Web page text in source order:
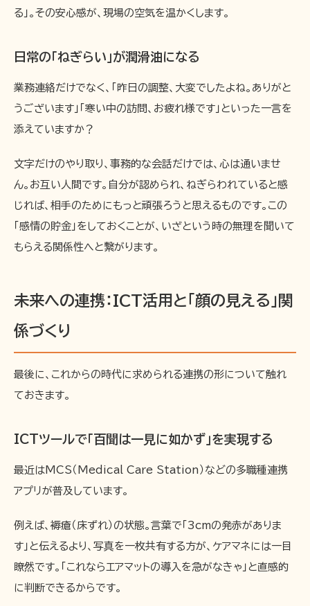
る」。その安心感が、現場の空気を温かくします。
日常の「ねぎらい」が潤滑油になる
業務連絡だけでなく、「昨日の調整、大変でしたよね。ありがと
うございます」「寒い中の訪問、お疲れ様です」といった一言を
添えていますか？
文字だけのやり取り、事務的な会話だけでは、心は通いませ
ん。お互い人間です。自分が認められ、ねぎらわれていると感
じれば、相手のためにもっと頑張ろうと思えるものです。この
「感情の貯金」をしておくことが、いざという時の無理を聞いて
もらえる関係性へと繋がります。
未来への連携：ICT活用と「顔の見える」関
係づくり
最後に、これからの時代に求められる連携の形について触れ
ておきます。
ICTツールで「百聞は一見に如かず」を実現する
最近はMCS（Medical Care Station）などの多職種連携
アプリが普及しています。
例えば、褥瘡（床ずれ）の状態。言葉で「3cmの発赤がありま
す」と伝えるより、写真を一枚共有する方が、ケアマネには一目
瞭然です。「これならエアマットの導入を急がなきゃ」と直感的
に判断できるからです。